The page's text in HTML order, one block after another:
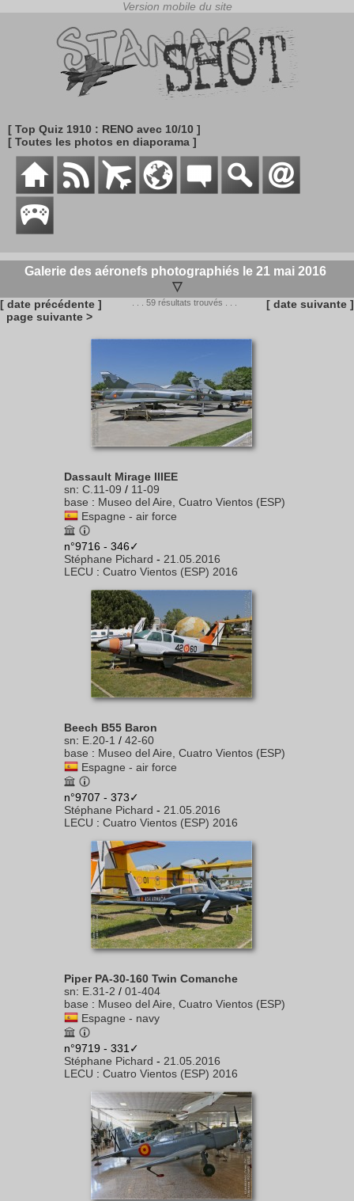
[ Top Quiz 1910 : RENO avec 10/10 ]
[ Toutes les photos en diaporama ]
Galerie des aéronefs photographiés le 21 mai 2016
▽
[ date précédente ] . . . 59 résultats trouvés . . .
[ date suivante ]
page suivante >
Dassault Mirage IIIEE
sn: C.11-09 / 11-09
base : Museo del Aire, Cuatro Vientos (ESP)
Espagne - air force
n°9716 - 346✓
Stéphane Pichard - 21.05.2016
LECU : Cuatro Vientos (ESP) 2016
Beech B55 Baron
sn: E.20-1 / 42-60
base : Museo del Aire, Cuatro Vientos (ESP)
Espagne - air force
n°9707 - 373✓
Stéphane Pichard - 21.05.2016
LECU : Cuatro Vientos (ESP) 2016
Piper PA-30-160 Twin Comanche
sn: E.31-2 / 01-404
base : Museo del Aire, Cuatro Vientos (ESP)
Espagne - navy
n°9719 - 331✓
Stéphane Pichard - 21.05.2016
LECU : Cuatro Vientos (ESP) 2016